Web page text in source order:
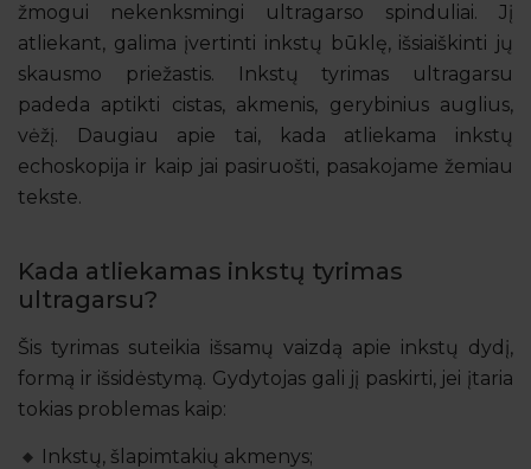
žmogui nekenksmingi ultragarso spinduliai. Jį
atliekant, galima įvertinti inkstų būklę, išsiaiškinti jų
skausmo priežastis. Inkstų tyrimas ultragarsu
padeda aptikti cistas, akmenis, gerybinius auglius,
vėžį. Daugiau apie tai, kada atliekama inkstų
echoskopija ir kaip jai pasiruošti, pasakojame žemiau
tekste.
Kada atliekamas inkstų tyrimas
ultragarsu?
Šis tyrimas suteikia išsamų vaizdą apie inkstų dydį,
formą ir išsidėstymą. Gydytojas gali jį paskirti, jei įtaria
tokias problemas kaip:
Inkstų, šlapimtakių akmenys;